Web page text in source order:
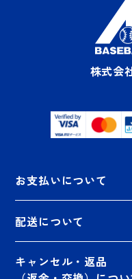
株式会
お支払いについて
配送について
キャンセル・返品